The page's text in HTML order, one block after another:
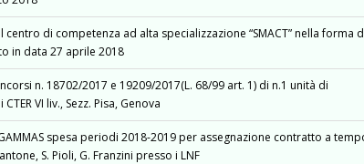
di competenza ad alta specializzazione “SMACT” nella forma
in data 27 aprile 2018
n. 18702/2017 e 19209/2017(L. 68/99 art. 1) di n.1 unità di
VI liv., Sezz. Pisa, Genova
spesa periodi 2018-2019 per assegnazione contratto a
S. Pioli, G. Franzini presso i LNF